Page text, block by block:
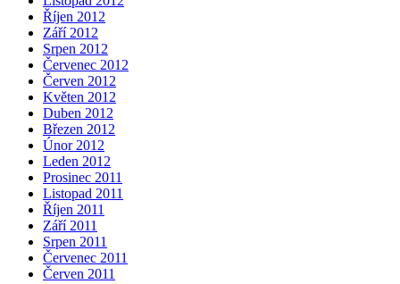
Říjen 2012
Září 2012
Srpen 2012
Červenec 2012
Červen 2012
Květen 2012
Duben 2012
Březen 2012
Únor 2012
Leden 2012
Prosinec 2011
Listopad 2011
Říjen 2011
Září 2011
Srpen 2011
Červenec 2011
Červen 2011